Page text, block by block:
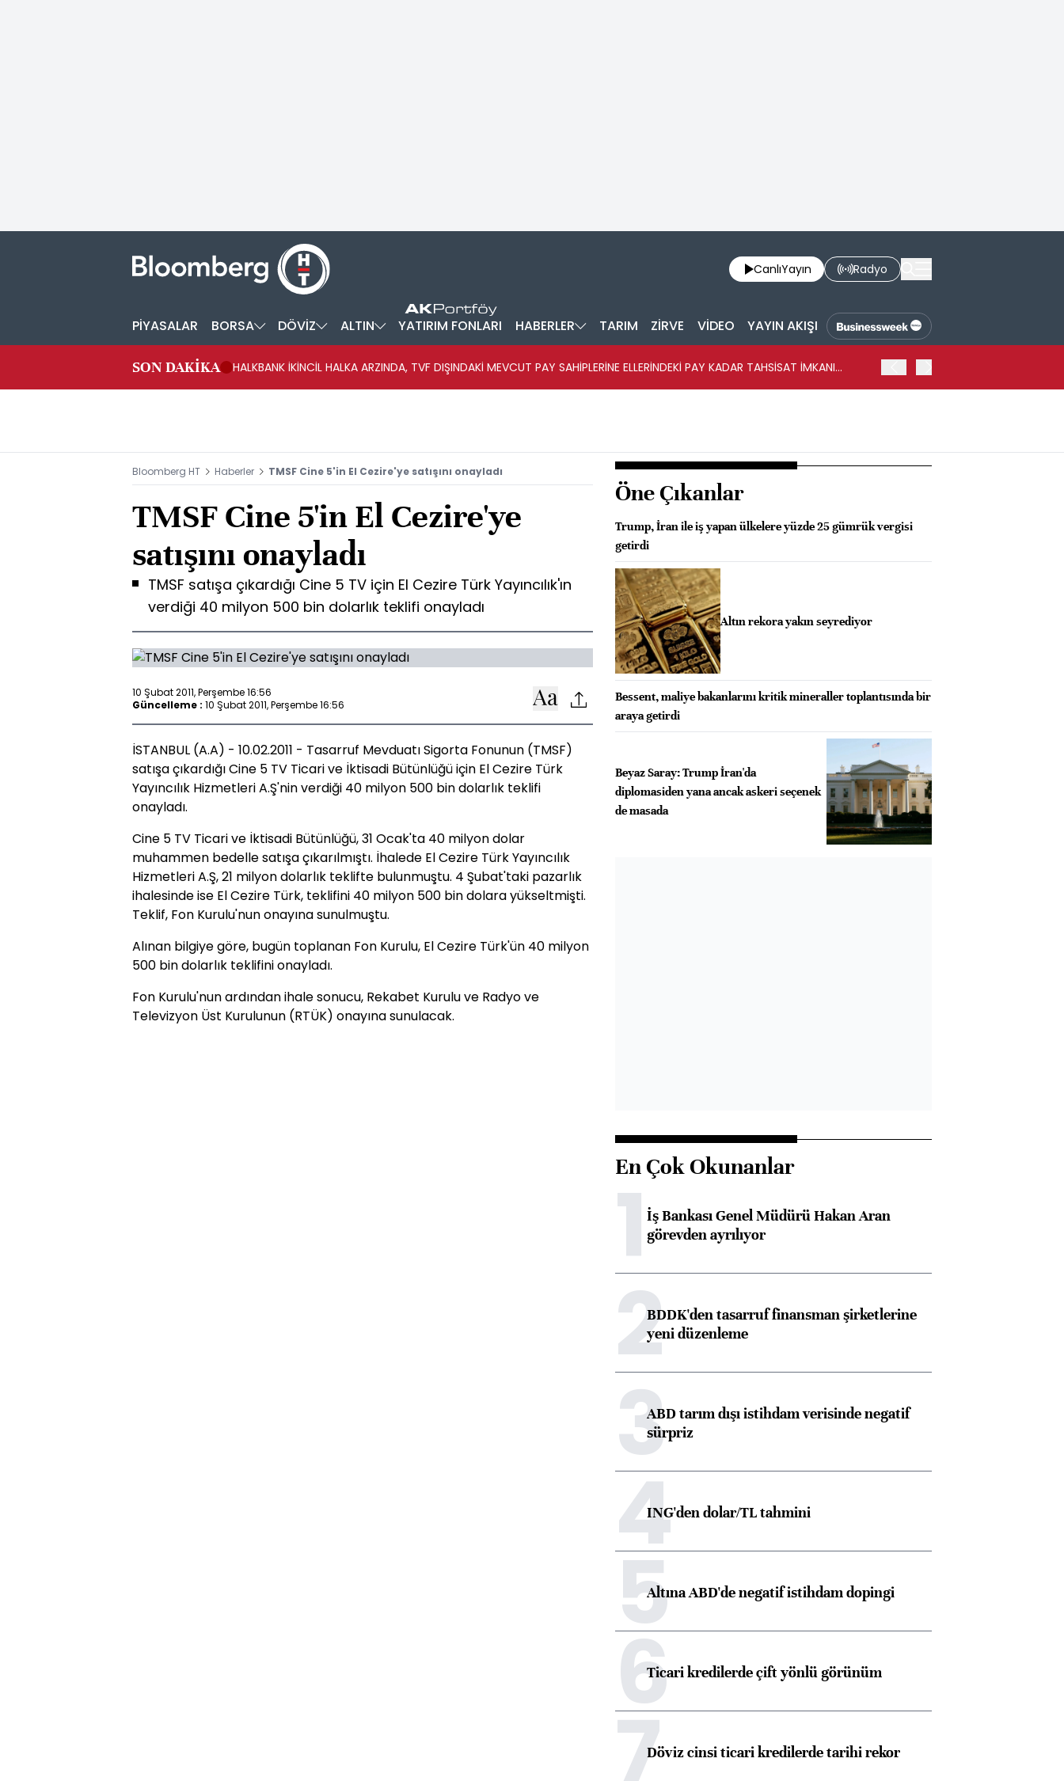
CanlıYayın Radyo
PİYASALAR BORSA DÖVİZ ALTIN YATIRIM FONLARI HABERLER TARIM ZİRVE VİDEO YAYIN AKIŞI
SON DAKİKA
HALKBANK İKİNCİL HALKA ARZINDA, TVF DIŞINDAKİ MEVCUT PAY SAHİPLERİNE ELLERİNDEKİ PAY KADAR TAHSİSAT İMKANI
Bloomberg HT Haberler TMSF Cine 5'in El Cezire'ye satışını onayladı
TMSF Cine 5'in El Cezire'ye
satışını onayladı
TMSF satışa çıkardığı Cine 5 TV için El Cezire Türk Yayıncılık'ın
verdiği 40 milyon 500 bin dolarlık teklifi onayladı
10 Şubat 2011, Perşembe 16:56
Güncelleme : 10 Şubat 2011, Perşembe 16:56
İSTANBUL (A.A) - 10.02.2011 - Tasarruf Mevduatı Sigorta Fonunun (TMSF)
satışa çıkardığı Cine 5 TV Ticari ve İktisadi Bütünlüğü için El Cezire Türk
Yayıncılık Hizmetleri A.Ş'nin verdiği 40 milyon 500 bin dolarlık teklifi
onayladı.
Cine 5 TV Ticari ve İktisadi Bütünlüğü, 31 Ocak'ta 40 milyon dolar
muhammen bedelle satışa çıkarılmıştı. İhalede El Cezire Türk Yayıncılık
Hizmetleri A.Ş, 21 milyon dolarlık teklifte bulunmuştu. 4 Şubat'taki pazarlık
ihalesinde ise El Cezire Türk, teklifini 40 milyon 500 bin dolara yükseltmişti.
Teklif, Fon Kurulu'nun onayına sunulmuştu.
Alınan bilgiye göre, bugün toplanan Fon Kurulu, El Cezire Türk'ün 40 milyon
500 bin dolarlık teklifini onayladı.
Fon Kurulu'nun ardından ihale sonucu, Rekabet Kurulu ve Radyo ve
Televizyon Üst Kurulunun (RTÜK) onayına sunulacak.
Öne Çıkanlar
Trump, İran ile iş yapan ülkelere yüzde 25 gümrük vergisi
getirdi
Altın rekora yakın seyrediyor
Bessent, maliye bakanlarını kritik mineraller toplantısında bir
araya getirdi
Beyaz Saray: Trump İran'da
diplomasiden yana ancak askeri seçenek
de masada
En Çok Okunanlar
1İş Bankası Genel Müdürü Hakan Aran
görevden ayrılıyor
2BDDK'den tasarruf finansman şirketlerine
yeni düzenleme
3ABD tarım dışı istihdam verisinde negatif
sürpriz
4ING'den dolar/TL tahmini
5Altına ABD'de negatif istihdam dopingi
6Ticari kredilerde çift yönlü görünüm
7Döviz cinsi ticari kredilerde tarihi rekor